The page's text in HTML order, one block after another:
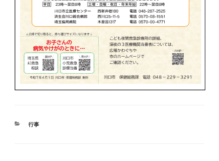
カ
行事